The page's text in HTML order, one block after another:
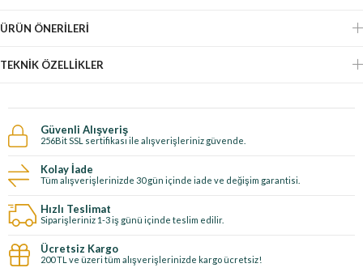
ÜRÜN ÖNERILERI
TEKNIK ÖZELLIKLER
Güvenli Alışveriş
256Bit SSL sertifikası ile alışverişleriniz güvende.
Kolay İade
Tüm alışverişlerinizde 30 gün içinde iade ve değişim garantisi.
Hızlı Teslimat
Siparişleriniz 1-3 iş günü içinde teslim edilir.
Ücretsiz Kargo
200 TL ve üzeri tüm alışverişlerinizde kargo ücretsiz!